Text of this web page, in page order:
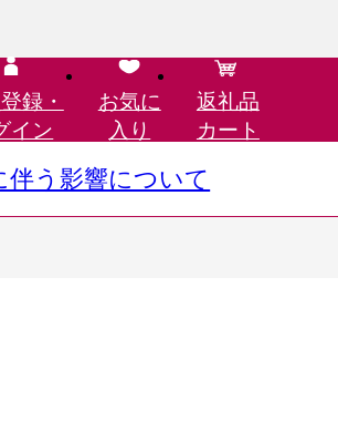
録・
イン
お気に
入り
返礼品
カート
伴う影響について